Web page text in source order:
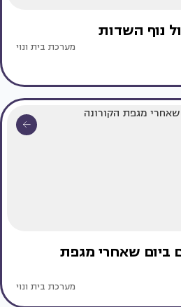
נוף השדות
מערכת בית ונוי
ביום שאחרי מגפת
מערכת בית ונוי